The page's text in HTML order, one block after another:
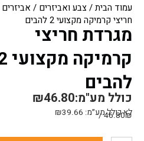
עמוד הבית/צבע ואביזרים / אביזרים
חריצי קרמיקה מקצועי 2 להבים
מגרדת חריצי
להבים
₪46.80כולל מע"מ:
לא כולל מע״מ: ₪39.66
46.80₪ /
כמות